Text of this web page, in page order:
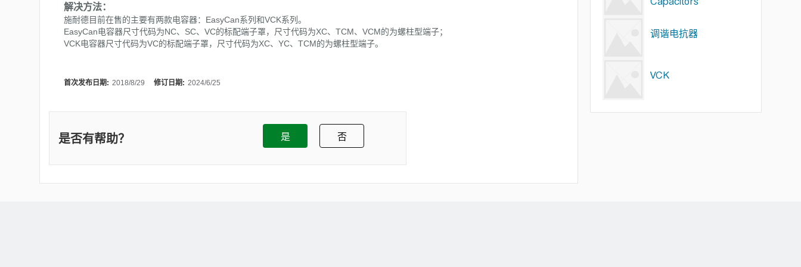
解决方法：
施耐德目前在售的主要有两款电容器：EasyCan系列和VCK系列。
EasyCan电容器尺寸代码为NC、SC、VC的标配端子罩，尺寸代码为XC、TCM、VCM的为螺柱型端子；
VCK电容器尺寸代码为VC的标配端子罩，尺寸代码为XC、YC、TCM的为螺柱型端子。
首次发布日期: 2018/8/29 修订日期: 2024/6/25
是否有帮助？
调谐电抗器
VCK